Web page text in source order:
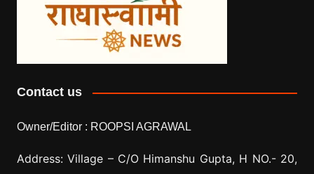
Contact us
Owner/Editor : ROOPSI AGRAWAL
Address: Village – C/O Himanshu Gupta, H NO.- 20,